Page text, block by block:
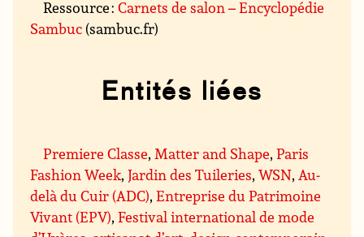
Ressource :Carnets de salon – Encyclopédie
Sambuc (sambuc.fr)
Entités liées
Premiere Classe,Matter and Shape,Paris
Fashion Week,Jardin des Tuileries,WSN,Au-
delà du Cuir (ADC),Entreprise du Patrimoine
Vivant (EPV),Festival international de mode